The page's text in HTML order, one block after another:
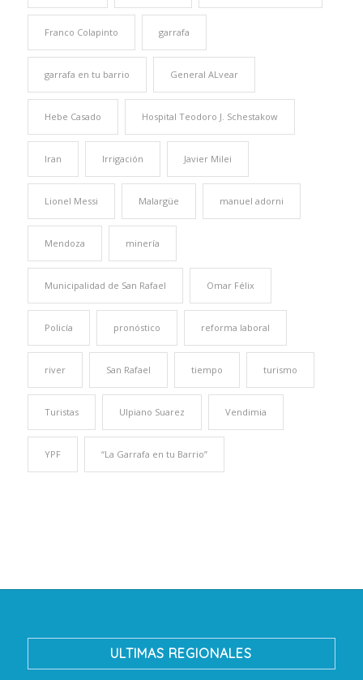
Franco Colapinto garrafa
garrafa en tu barrio General ALvear
Hebe Casado Hospital Teodoro J. Schestakow
Iran Irrigación Javier Milei
Lionel Messi Malargüe manuel adorni
Mendoza minería
Municipalidad de San Rafael Omar Félix
Policía pronóstico reforma laboral
river San Rafael tiempo turismo
Turistas Ulpiano Suarez Vendimia
YPF “La Garrafa en tu Barrio”
ULTIMAS REGIONALES